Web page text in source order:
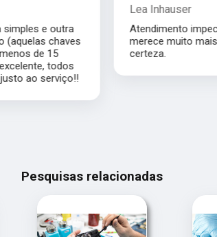
impecável, ótimo profissional
muito mais que 5 estrelas com
Pesquisas relacionadas